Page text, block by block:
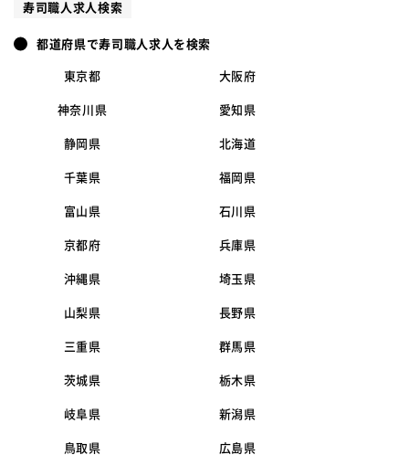
寿司職人求人検索
都道府県で寿司職人求人を検索
東京都 大阪府
神奈川県 愛知県
静岡県 北海道
千葉県 福岡県
富山県 石川県
京都府 兵庫県
沖縄県 埼玉県
山梨県 長野県
三重県 群馬県
茨城県 栃木県
岐阜県 新潟県
鳥取県 広島県